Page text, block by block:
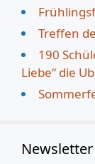
Treffen
190
Liebe“ die
Newsletter